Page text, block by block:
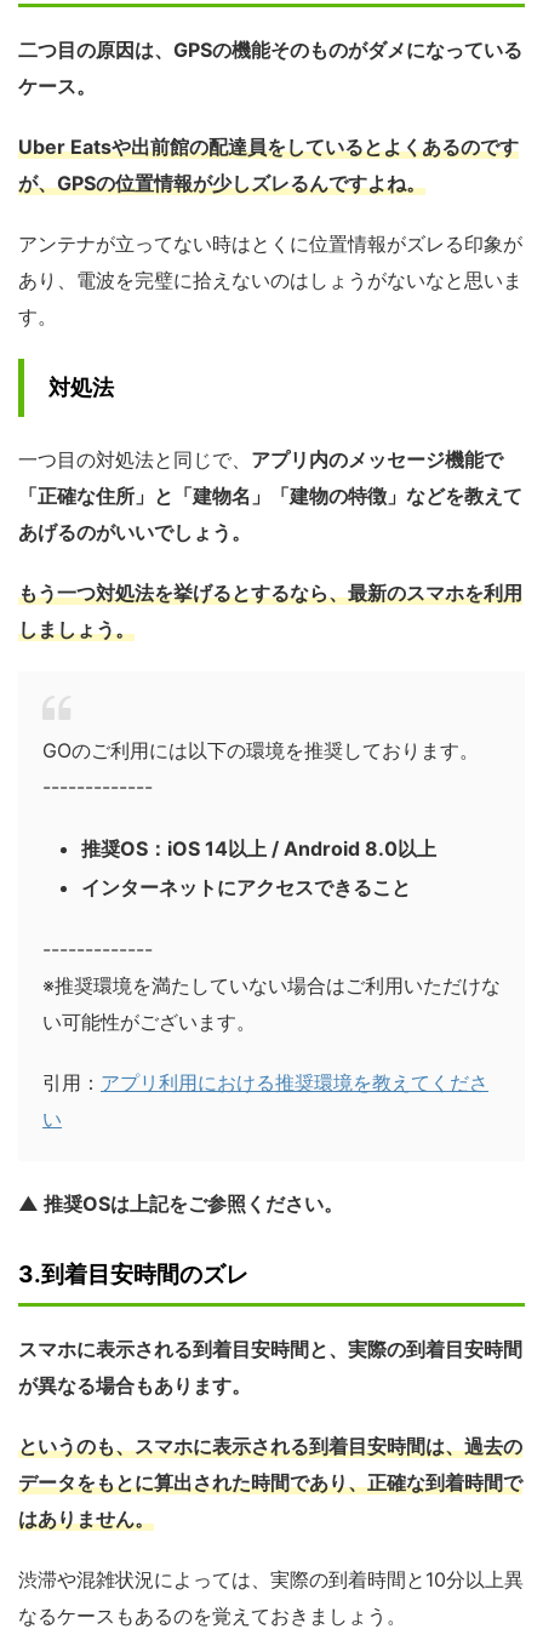
二つ目の原因は、GPSの機能そのものがダメになっている
ケース。
Uber Eatsや出前館の配達員をしているとよくあるのです
が、GPSの位置情報が少しズレるんですよね。
アンテナが立ってない時はとくに位置情報がズレる印象が
あり、電波を完璧に拾えないのはしょうがないなと思いま
す。
対処法
一つ目の対処法と同じで、 アプリ内のメッセージ機能で
「正確な住所」と「建物名」「建物の特徴」などを教えて
あげるのがいいでしょう。
もう一つ対処法を挙げるとするなら、最新のスマホを利用
しましょう。
GOのご利用には以下の環境を推奨しております。
-------------
推奨OS：iOS 14以上 / Android 8.0以上
インターネットにアクセスできること
-------------
※推奨環境を満たしていない場合はご利用いただけな
い可能性がございます。
引用： アプリ利用における推奨環境を教えてくださ
い
▲ 推奨OSは上記をご参照ください。
3.到着目安時間のズレ
スマホに表示される到着目安時間と、実際の到着目安時間
が異なる場合もあります。
というのも、スマホに表示される到着目安時間は、過去の
データをもとに算出された時間であり、正確な到着時間で
はありません。
渋滞や混雑状況によっては、実際の到着時間と10分以上異
なるケースもあるのを覚えておきましょう。